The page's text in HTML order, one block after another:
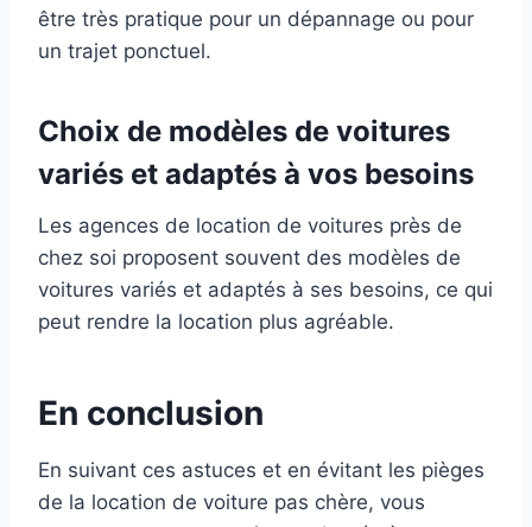
être très pratique pour un dépannage ou pour
un trajet ponctuel.
Choix de modèles de voitures
variés et adaptés à vos besoins
Les agences de location de voitures près de
chez soi proposent souvent des modèles de
voitures variés et adaptés à ses besoins, ce qui
peut rendre la location plus agréable.
En conclusion
En suivant ces astuces et en évitant les pièges
de la location de voiture pas chère, vous